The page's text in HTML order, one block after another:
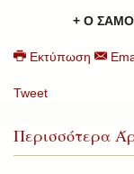
+ Ο
Εκτύπωση
Tweet
Περισσότερα